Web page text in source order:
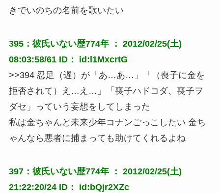
きでいのちの名前を歌いたい
395：彼氏いない歴774年 ： 2012/02/25(土)
08:03:58/61 ID： id:l1MxcrtG
>>394 忍足（遅）が「あ…あ…」「（喪子に金を
拒否されて）え…え…」「喪子ハドコダ、喪子ヲ
ダセ」っていう妄想をしてしまった
私は金ちゃんと未来少年コナンごっこしたい 金ち
ゃんなら悪者に捕まっても助けてくれるよね
397：彼氏いない歴774年 ： 2012/02/25(土)
21:22:20/24 ID： id:bQjr2XZc